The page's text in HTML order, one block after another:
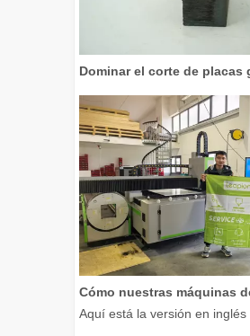
Aquí está la versión en